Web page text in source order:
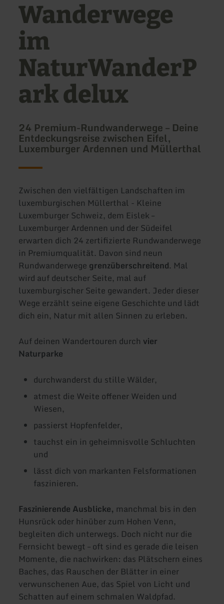
Wanderwege
im
NaturWanderP
ark delux
24 Premium-Rundwanderwege – Deine
Entdeckungsreise zwischen Eifel,
Luxemburger Ardennen und Müllerthal
Zwischen den vielfältigen Landschaften im
luxemburgischen Müllerthal - Kleine
Luxemburger Schweiz, dem Eislek –
Luxemburger Ardennen und der Südeifel
erwarten dich 24 zertifizierte Rundwanderwege
in Premiumqualität. Davon sind neun
Rundwanderwege grenzüberschreitend. Mal
wird auf deutscher Seite, mal auf
luxemburgischer Seite gewandert. Jeder dieser
Wege erzählt seine eigene Geschichte und lädt
dich ein, Natur mit allen Sinnen zu erleben.
Auf deinen Wandertouren durch vier
Naturparke
durchwanderst du stille Wälder,
atmest die Weite offener Weiden und
Wiesen,
passierst Hopfenfelder,
tauchst ein in geheimnisvolle Schluchten
und
lässt dich von markanten Felsformationen
faszinieren.
Faszinierende Ausblicke, manchmal bis in den
Hunsrück oder hinüber zum Hohen Venn,
begleiten dich unterwegs. Doch nicht nur die
Fernsicht bewegt – oft sind es gerade die leisen
Momente, die nachwirken: das Plätschern eines
Baches, das Rauschen der Blätter in einer
verwunschenen Aue, das Spiel von Licht und
Schatten auf einem schmalen Waldpfad.